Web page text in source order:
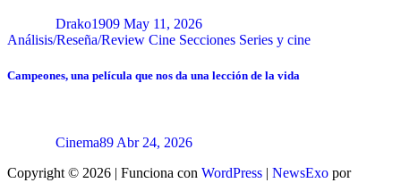
Drako1909 May 11, 2026
Análisis/Reseña/Review Cine Secciones Series y cine
Campeones, una película que nos da una lección de la vida
Cinema89 Abr 24, 2026
Copyright © 2026 | Funciona con WordPress | NewsExo por